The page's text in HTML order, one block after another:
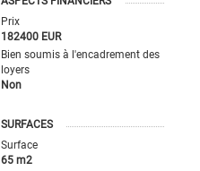
Prix
182400 EUR
Bien soumis à l'encadrement des
loyers
Non
SURFACES
Surface
65 m2